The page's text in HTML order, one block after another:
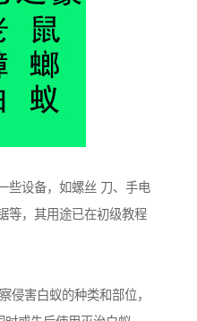
些设备，如螺丝 刀、手电
等，其用途已在初级教程
侵害白蚁的种类和部位，